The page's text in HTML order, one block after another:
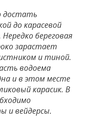
достать
до карасевой
береговая
зарастает
и тиной.
водоема
и в этом месте
карасик. В
и вейдерсы.